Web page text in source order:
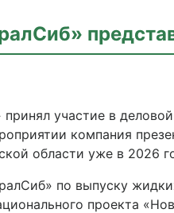
принял участие в
компания
области уже в 2026
по выпуску
проекта